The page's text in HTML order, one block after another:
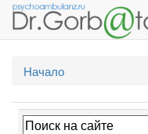
Начало